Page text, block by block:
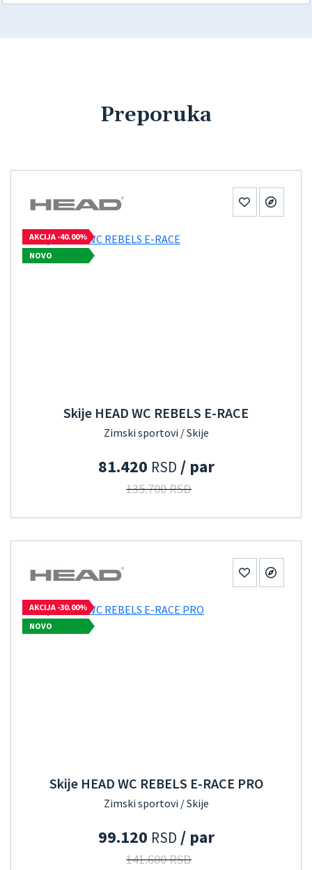
Preporuka
AKCIJA -40.00%
NOVO
Skije HEAD WC REBELS E-RACE
Zimski sportovi / Skije
81.420 RSD / par
135.700 RSD
AKCIJA -30.00%
NOVO
Skije HEAD WC REBELS E-RACE PRO
Zimski sportovi / Skije
99.120 RSD / par
141.600 RSD